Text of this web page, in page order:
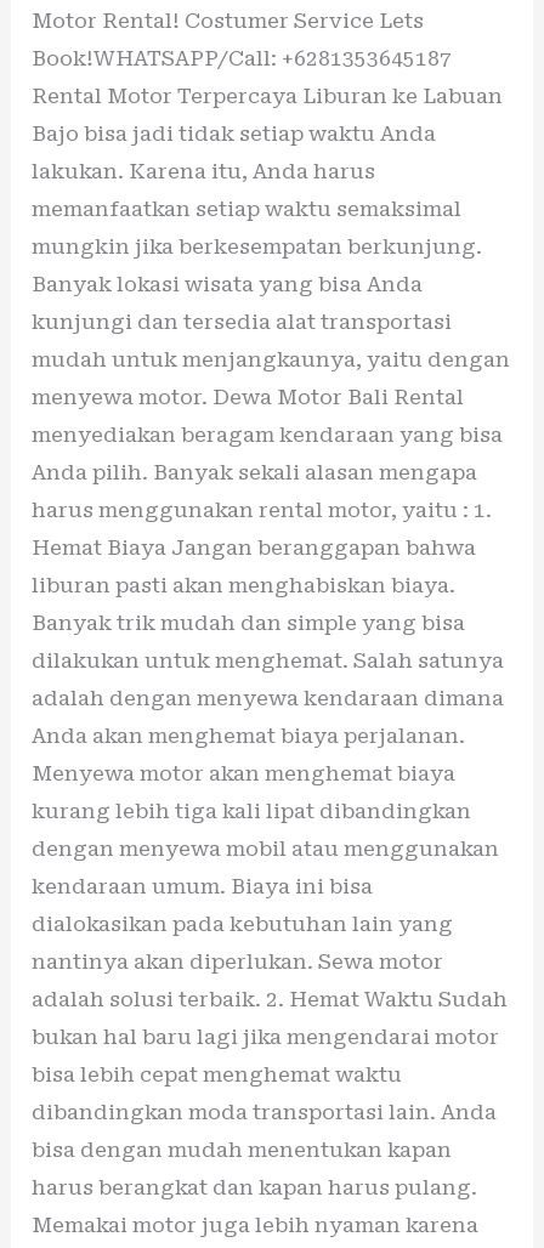
Motor Rental! Costumer Service Lets
Book!WHATSAPP/Call: +6281353645187
Rental Motor Terpercaya Liburan ke Labuan
Bajo bisa jadi tidak setiap waktu Anda
lakukan. Karena itu, Anda harus
memanfaatkan setiap waktu semaksimal
mungkin jika berkesempatan berkunjung.
Banyak lokasi wisata yang bisa Anda
kunjungi dan tersedia alat transportasi
mudah untuk menjangkaunya, yaitu dengan
menyewa motor. Dewa Motor Bali Rental
menyediakan beragam kendaraan yang bisa
Anda pilih. Banyak sekali alasan mengapa
harus menggunakan rental motor, yaitu : 1.
Hemat Biaya Jangan beranggapan bahwa
liburan pasti akan menghabiskan biaya.
Banyak trik mudah dan simple yang bisa
dilakukan untuk menghemat. Salah satunya
adalah dengan menyewa kendaraan dimana
Anda akan menghemat biaya perjalanan.
Menyewa motor akan menghemat biaya
kurang lebih tiga kali lipat dibandingkan
dengan menyewa mobil atau menggunakan
kendaraan umum. Biaya ini bisa
dialokasikan pada kebutuhan lain yang
nantinya akan diperlukan. Sewa motor
adalah solusi terbaik. 2. Hemat Waktu Sudah
bukan hal baru lagi jika mengendarai motor
bisa lebih cepat menghemat waktu
dibandingkan moda transportasi lain. Anda
bisa dengan mudah menentukan kapan
harus berangkat dan kapan harus pulang.
Memakai motor juga lebih nyaman karena